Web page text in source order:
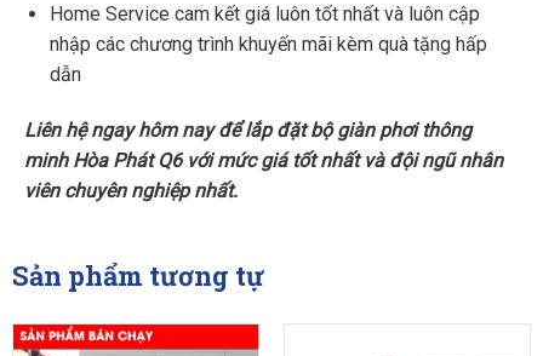
Home Service cam kết giá luôn tốt nhất và luôn cập
nhập các chương trình khuyến mãi kèm quà tặng hấp
dẫn
Liên hệ ngay hôm nay để lắp đặt bộ giàn phơi thông
minh Hòa Phát Q6 với mức giá tốt nhất và đội ngũ nhân
viên chuyên nghiệp nhất.
Sản phẩm tương tự